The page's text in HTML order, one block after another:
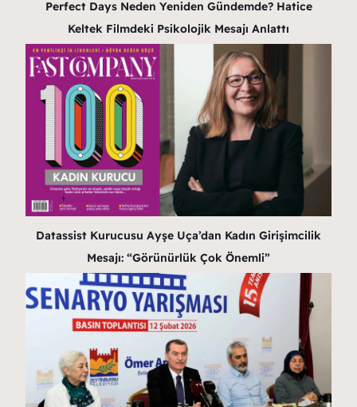
Perfect Days Neden Yeniden Gündemde? Hatice
Keltek Filmdeki Psikolojik Mesajı Anlattı
Datassist Kurucusu Ayşe Uça’dan Kadın Girişimcilik
Mesajı: “Görünürlük Çok Önemli”